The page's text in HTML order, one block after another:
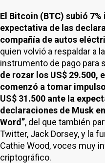
El Bitcoin (BTC) subió
expectativa de las
compañía de autos
quien volvió a respaldar a
instrumento de pago para
de rozar los US$ 29.500,
comenzó a tomar
US$ 31.500 ante la
declaraciones de Musk
Word”, del que también
Twitter, Jack Dorsey, y la
Cathie Wood, voces muy
criptográfico.